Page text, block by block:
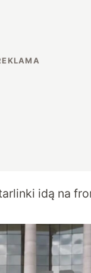
idą na